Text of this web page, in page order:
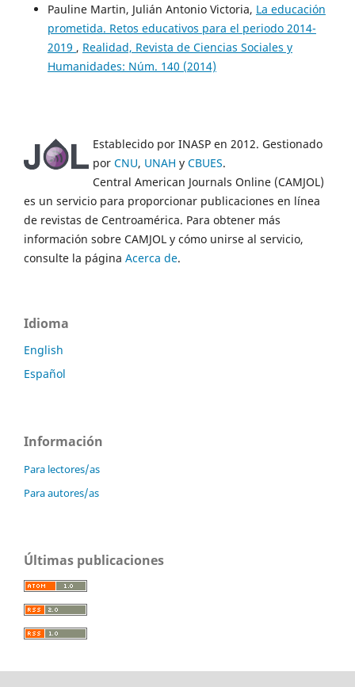
Pauline Martin, Julián Antonio Victoria, La educación
prometida. Retos educativos para el periodo 2014-
2019 , Realidad, Revista de Ciencias Sociales y
Humanidades: Núm. 140 (2014)
Establecido por INASP en 2012. Gestionado
por CNU, UNAH y CBUES.
Central American Journals Online (CAMJOL)
es un servicio para proporcionar publicaciones en línea
de revistas de Centroamérica. Para obtener más
información sobre CAMJOL y cómo unirse al servicio,
consulte la página Acerca de.
Idioma
English
Español
Información
Para lectores/as
Para autores/as
Últimas publicaciones